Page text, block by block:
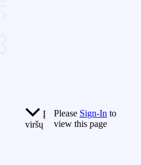
Į
viršų
Please Sign-In to
view this page